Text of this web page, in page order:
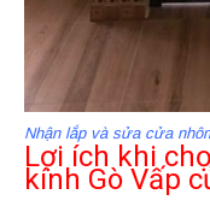
Nhận lắp và sửa cửa
Lợi ích khi
kính Gò Vấp